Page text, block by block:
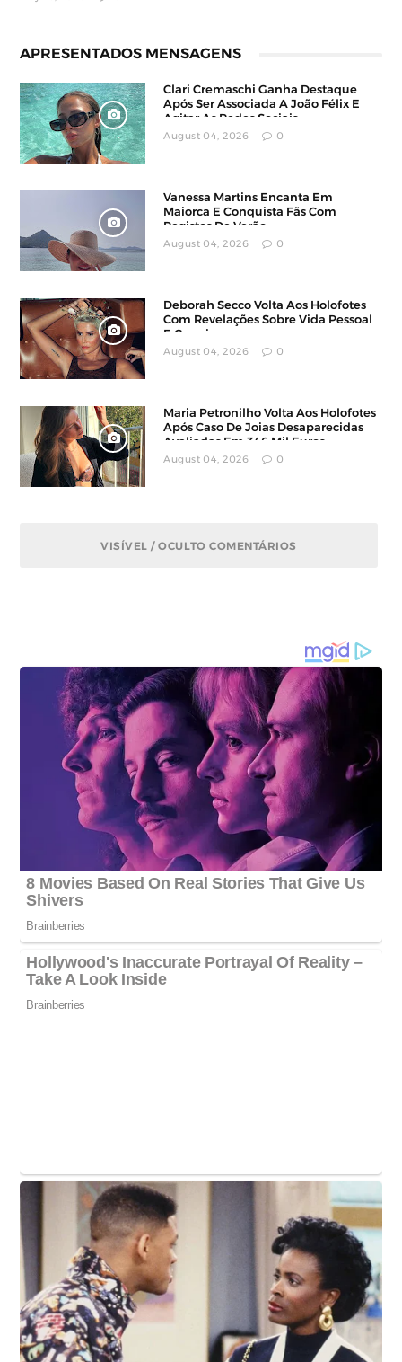
APRESENTADOS MENSAGENS
Clari Cremaschi Ganha Destaque
Após Ser Associada A João Félix E
Agitar As Redes Sociais
August 04, 2026 0
Vanessa Martins Encanta Em
Maiorca E Conquista Fãs Com
Registos De Verão
August 04, 2026 0
Deborah Secco Volta Aos Holofotes
Com Revelações Sobre Vida Pessoal
E Carreira
August 04, 2026 0
Maria Petronilho Volta Aos Holofotes
Após Caso De Joias Desaparecidas
Avaliadas Em 346 Mil Euros
August 04, 2026 0
VISÍVEL / OCULTO COMENTÁRIOS